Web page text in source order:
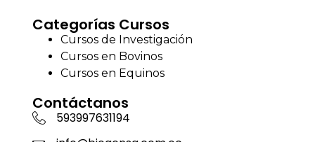
Categorías Cursos
Cursos de Investigación
Cursos en Bovinos
Cursos en Equinos
Contáctanos
593997631194